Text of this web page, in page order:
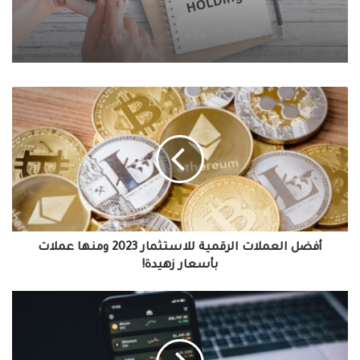
التداول اليومي أم HOLDing: الاستراتيجية
الأفضل لك، ما هي؟
أفضل
العملات
الرقمية
للاستثمار
2023
ومنها
عملات
بأسعار
زهيدة!
أفضل العملات الرقمية للاستثمار 2023 ومنها عملات
بأسعار زهيدة!
العملات
الرقمية
المتوقع
ارتفاعها